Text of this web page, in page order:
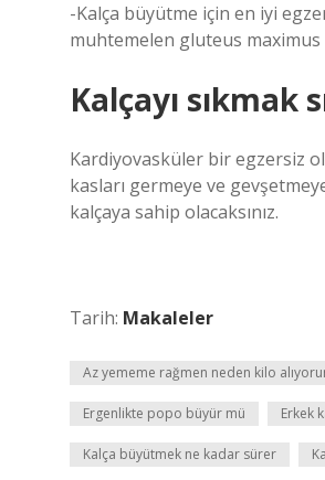
-Kalça büyütme için en iyi
muhtemelen gluteus
Kalçayı sıkmak
Kardiyovasküler bir egzersiz
kasları germeye ve
kalçaya sahip olacaksınız.
Tarih: Makaleler
Az yememe rağmen neden kilo
Ergenlikte popo büyür mü Erkek
Kalça büyütmek ne kadar sürer